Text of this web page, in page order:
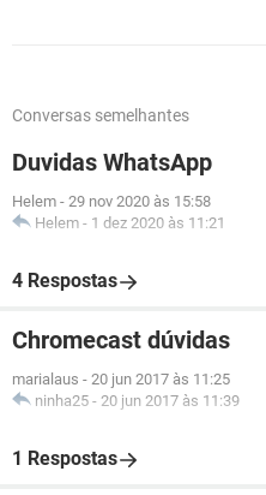
Conversas semelhantes
Duvidas WhatsApp
Helem - 29 nov 2020 às 15:58
Helem - 1 dez 2020 às 11:21
4 Respostas
Chromecast dúvidas
marialaus - 20 jun 2017 às 11:25
ninha25 - 20 jun 2017 às 11:39
1 Respostas